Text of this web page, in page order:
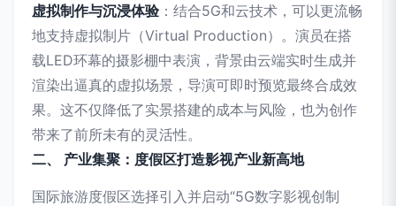
虚拟制作与沉浸体验：结合5G和云技术，可以更流畅
地支持虚拟制片（Virtual Production）。演员在搭
载LED环幕的摄影棚中表演，背景由云端实时生成并
渲染出逼真的虚拟场景，导演可即时预览最终合成效
果。这不仅降低了实景搭建的成本与风险，也为创作
带来了前所未有的灵活性。
二、 产业集聚：度假区打造影视产业新高地
国际旅游度假区选择引入并启动“5G数字影视创制